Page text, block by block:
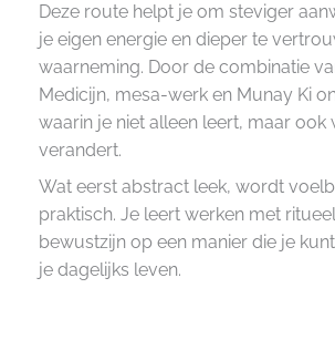
Deze route helpt je om steviger
je eigen energie en dieper te
waarneming. Door de combinatie
Medicijn, mesa-werk en Munay Ki
waarin je niet alleen leert, maar ook
verandert.
Wat eerst abstract leek, wordt
praktisch. Je leert werken met
bewustzijn op een manier die je
je dagelijks leven.